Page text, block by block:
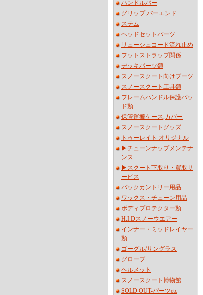
ハンドルバー
グリップ,バーエンド
ステム
ヘッドセットパーツ
リューシュコード流れ止め
フットストラップ関係
デッキパーツ類
スノースクート向けブーツ
スノースクート工具類
フレームハンドル保護パッ
ド類
保管運搬ケース,カバー
スノースクートグッズ
トゥーレイト オリジナル
▶︎チューンナップメンテナ
ンス
▶︎スクート下取り・買取サ
ービス
バックカントリー用品
ワックス・チューン用品
ボディプロテクター類
H.I.Dスノーウエアー
インナー・ミッドレイヤー
類
ゴーグル/サングラス
グローブ
ヘルメット
スノースクート博物館
SOLD OUT-パーツetc